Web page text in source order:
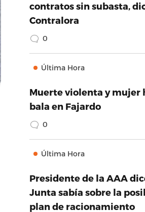
contratos sin subasta,
Contralora
0
Última Hora
Muerte violenta y mujer
bala en Fajardo
0
Última Hora
Presidente de la AAA
Junta sabía sobre la
plan de racionamiento